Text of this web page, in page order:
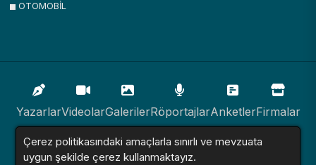
OTOMOBİL
YazarlarVideolarGalerilerRöportajlarAnketlerFirmalar
İlanlarResmi İlanlarSitemap
Çerez politikasındaki amaçlarla sınırlı ve mevzuata
uygun şekilde çerez kullanmaktayız.